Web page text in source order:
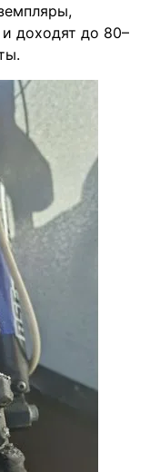
доходят до 80–